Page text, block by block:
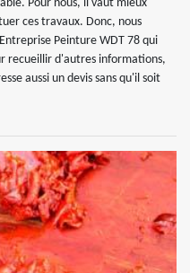
Pour nous, il vaut mieux
ces travaux. Donc, nous
Peinture WDT 78 qui
recueillir d'autres informations,
aussi un devis sans qu'il soit